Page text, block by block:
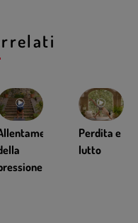
Perdita e
lutto